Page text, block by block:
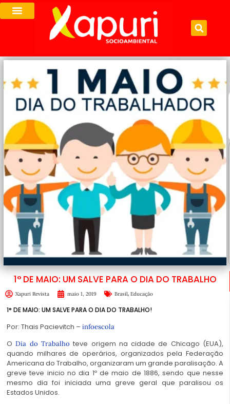
1° DE MAIO: UM SALVE PARA O DIA DO TRABALHO
Xapuri Revista maio 1, 2019 Brasil, Educação
1° DE MAIO: UM SALVE PARA O DIA DO TRABALHO!
Por: Thais Pacievitch – infoescola
ODia do Trabalho teve origem na cidade de Chicago (EUA),
quando milhares de operários, organizados pela Federação
Americana do Trabalho, organizaram um grande paralisação. A
greve teve inicio no dia 1º de maio de 1886, sendo que nesse
mesmo dia foi iniciada uma greve geral que paralisou os
Estados Unidos.